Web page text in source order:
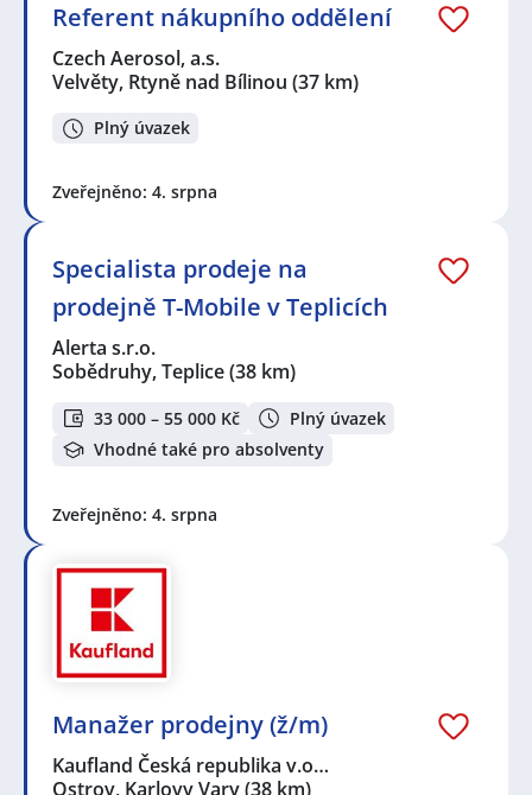
Referent nákupního oddělení
Czech Aerosol, a.s.
Velvěty, Rtyně nad Bílinou (37 km)
Plný úvazek
Zveřejněno: 4. srpna
Specialista prodeje na
prodejně T-Mobile v Teplicích
Alerta s.r.o.
Sobědruhy, Teplice(38 km)
33 000 – 55 000 Kč
Plný úvazek
Vhodné také pro absolventy
Zveřejněno: 4. srpna
Manažer prodejny (ž/m)
Kaufland Česká republika v.o…
Ostrov, Karlovy Vary(38 km)